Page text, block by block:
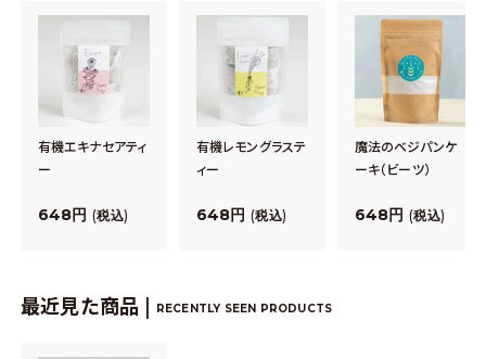
有機エキナセアティ
ー
648 税込
有機レモングラステ
ィー
648 税込
魔法のベジパンケ
ーキ（ビーツ）
648 税込
最近見た商品 | RECENTLY SEEN PRODUCTS